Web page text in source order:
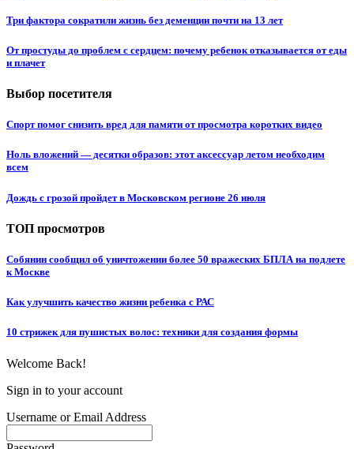
Три фактора сократили жизнь без деменции почти на 13 лет
От простуды до проблем с сердцем: почему ребенок отказывается от еды
и плачет
Выбор посетителя
Спорт помог снизить вред для памяти от просмотра коротких видео
Ноль вложений — десятки образов: этот аксессуар летом необходим
всем
Дождь с грозой пройдет в Московском регионе 26 июля
ТОП просмотров
Собянин сообщил об уничтожении более 50 вражеских БПЛА на подлете
к Москве
Как улучшить качество жизни ребенка с РАС
10 стрижек для пушистых волос: техники для создания формы
Welcome Back!
Sign in to your account
Username or Email Address